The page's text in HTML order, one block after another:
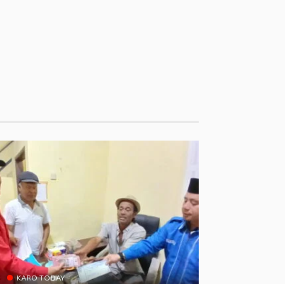
KARO TODAY